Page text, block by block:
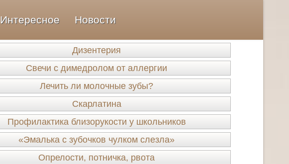
Интересное Новости
Дизентерия
Свечи с димедролом от аллергии
Лечить ли молочные зубы?
Скарлатина
Профилактика близорукости у школьников
«Эмалька с зубочков чулком слезла»
Опрелости, потничка, рвота